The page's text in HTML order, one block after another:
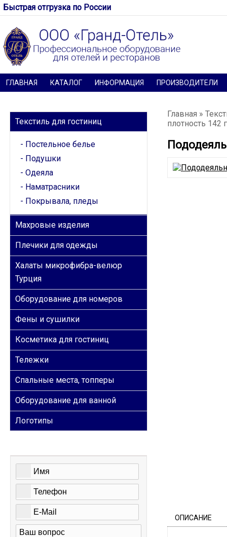
Быстрая отгрузка по России
ГЛАВНАЯ КАТАЛОГ ИНФОРМАЦИЯ ПРОИЗВОДИТЕЛИ
Текстиль для гостиниц
Постельное белье
Подушки
Одеяла
Наматрасники
Покрывала, пледы
Махровые изделия
Плечики для одежды
Халаты микрофибра-велюр
Турция
Оборудование для номеров
Фены и сушилки
Косметика для гостиниц
Тележки
Спальные места, топперы
Оборудование для ванной
Логотипы
Главная »
плотность 142
ОПИСАНИЕ